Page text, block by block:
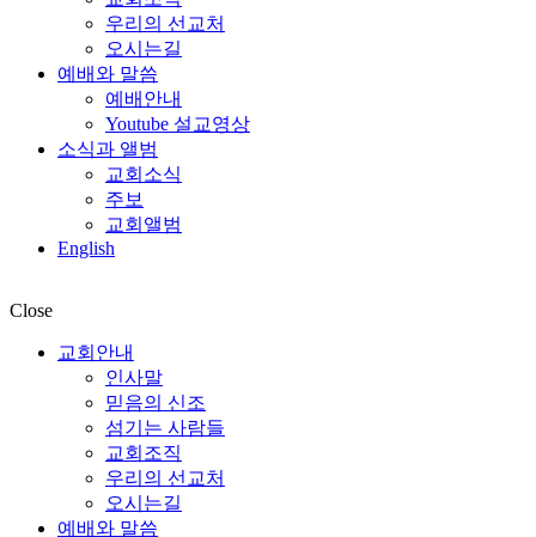
우리의 선교처
오시는길
예배와 말씀
예배안내
Youtube 설교영상
소식과 앨범
교회소식
주보
교회앨범
English
Close
교회안내
인사말
믿음의 신조
섬기는 사람들
교회조직
우리의 선교처
오시는길
예배와 말씀